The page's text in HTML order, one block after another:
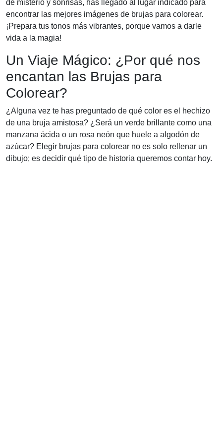
de misterio y sonrisas, has llegado al lugar indicado para
encontrar las mejores imágenes de brujas para colorear.
¡Prepara tus tonos más vibrantes, porque vamos a darle
vida a la magia!
Un Viaje Mágico: ¿Por qué nos
encantan las Brujas para
Colorear?
¿Alguna vez te has preguntado de qué color es el hechizo
de una bruja amistosa? ¿Será un verde brillante como una
manzana ácida o un rosa neón que huele a algodón de
azúcar? Elegir brujas para colorear no es solo rellenar un
dibujo; es decidir qué tipo de historia queremos contar hoy.